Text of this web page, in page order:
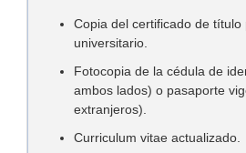
Copia del certificado de título
universitario.
Fotocopia de la cédula de
ambos lados) o pasaporte
extranjeros).
Curriculum vitae actualizado.